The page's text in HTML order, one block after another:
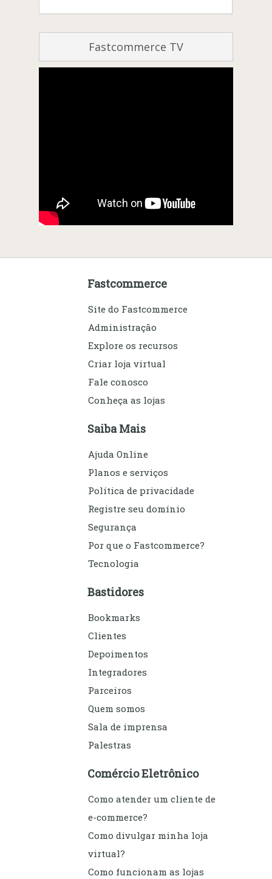
Fastcommerce TV
Fastcommerce
Site do Fastcommerce
Administração
Explore os recursos
Criar loja virtual
Fale conosco
Conheça as lojas
Saiba Mais
Ajuda Online
Planos e serviços
Política de privacidade
Registre seu domínio
Segurança
Por que o Fastcommerce?
Tecnologia
Bastidores
Bookmarks
Clientes
Depoimentos
Integradores
Parceiros
Quem somos
Sala de imprensa
Palestras
Comércio Eletrônico
Como atender um cliente de
e-commerce?
Como divulgar minha loja
virtual?
Como funcionam as lojas